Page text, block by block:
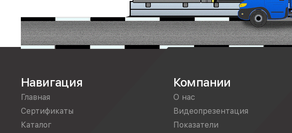
Навигация
Главная
Сертификаты
Каталог
Компании
О нас
Видеопрезентация
Показатели